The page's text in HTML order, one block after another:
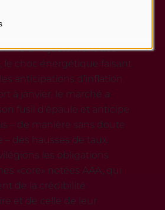
les obligations
un ajustement des
le choc énergétique faisant
anticipations d’inflation.
à janvier, le marché a
fusil d’épaule et anticipe
– de manière sans doute
– des hausses de taux.
les obligations
«core» notées AAA, qui
de la crédibilité
et de celle de leur